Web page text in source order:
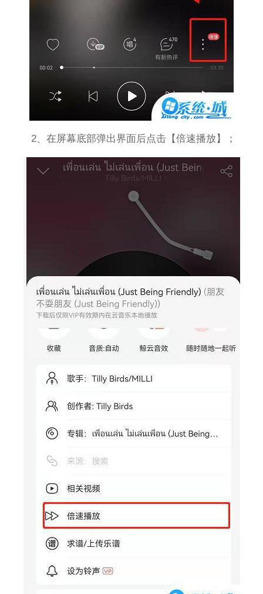
2、在屏幕底部弹出界面后点击【倍速播放】；